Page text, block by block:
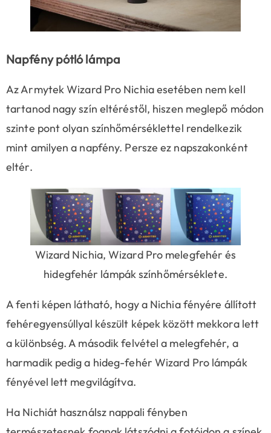
Napfény pótló lámpa
Az Armytek Wizard Pro Nichia esetében nem kell
tartanod nagy szín eltéréstől, hiszen meglepő módon
szinte pont olyan színhőmérséklettel rendelkezik
mint amilyen a napfény. Persze ez napszakonként
eltér.
Wizard Nichia, Wizard Pro melegfehér és
hidegfehér lámpák színhőmérséklete.
A fenti képen látható, hogy a Nichia fényére állított
fehéregyensúllyal készült képek között mekkora lett
a különbség. A második felvétel a melegfehér, a
harmadik pedig a hideg-fehér Wizard Pro lámpák
fényével lett megvilágítva.
Ha Nichiát használsz nappali fényben